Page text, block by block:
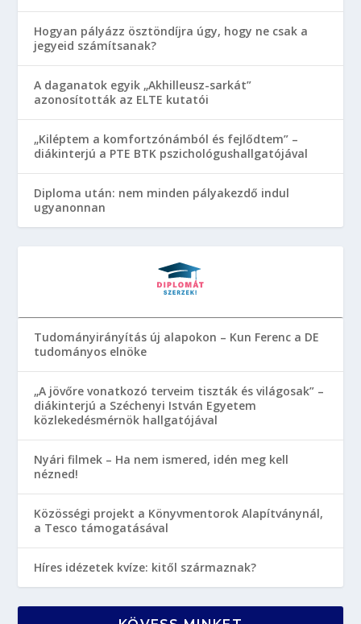
Hogyan pályázz ösztöndíjra úgy, hogy ne csak a
jegyeid számítsanak?
A daganatok egyik „Akhilleusz-sarkát”
azonosították az ELTE kutatói
„Kiléptem a komfortzónámból és fejlődtem” –
diákinterjú a PTE BTK pszichológushallgatójával
Diploma után: nem minden pályakezdő indul
ugyanonnan
Tudományirányítás új alapokon – Kun Ferenc a DE
tudományos elnöke
„A jövőre vonatkozó terveim tiszták és világosak” –
diákinterjú a Széchenyi István Egyetem
közlekedésmérnök hallgatójával
Nyári filmek – Ha nem ismered, idén meg kell
nézned!
Közösségi projekt a Könyvmentorok Alapítványnál,
a Tesco támogatásával
Híres idézetek kvíze: kitől származnak?